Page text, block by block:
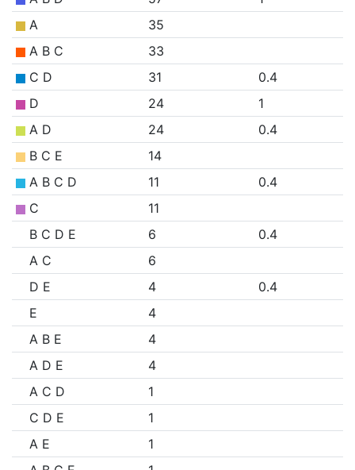
A
35
A B C
33
C D
31
0.4
D
24
1
A D
24
0.4
B C E
14
A B C D
11
0.4
C
11
B C D E
6
0.4
A C
6
D E
4
0.4
E
4
A B E
4
A D E
4
A C D
1
C D E
1
A E
1